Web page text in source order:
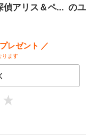
アリス＆ペ... のユ
レゼント ／
ります